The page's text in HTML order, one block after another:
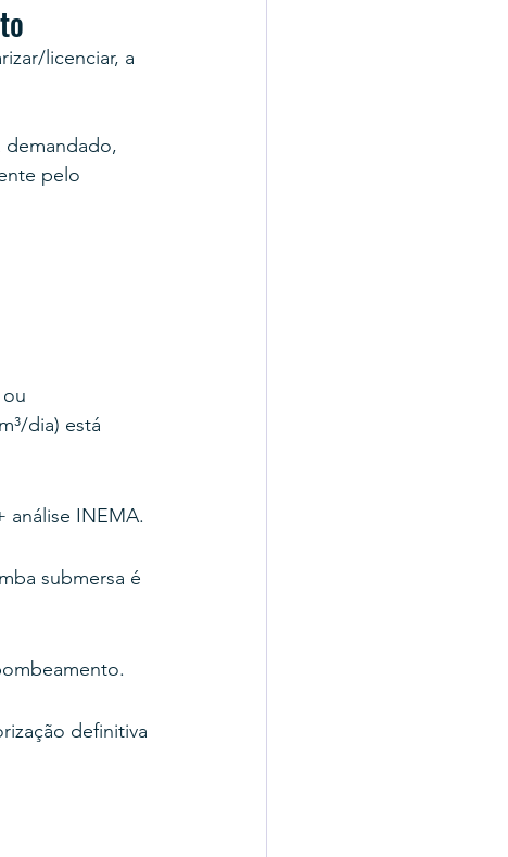
licenciar, a
demandado,
pelo
dia) está
análise INEMA.
submersa é
definitiva